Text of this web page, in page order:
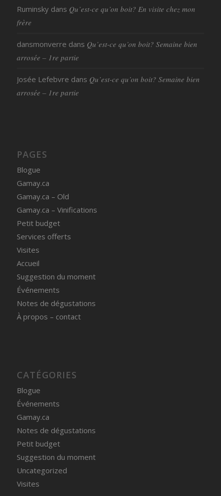
Ruminskydans Qu’est-ce qu’on boit? En visite chez mon
frère
dansmonverre dans Qu’est-ce qu’on boit? Semaine bien
arrosée – 1re partie
Josée Lefebvre dans Qu’est-ce qu’on boit? Semaine bien
arrosée – 1re partie
PAGES
Blogue
Gamay.ca
Gamay.ca – Old
Gamay.ca – Vinifications
Petit budget
Services offerts
Visites
Accueil
Suggestion du moment
Événements
Notes de dégustations
À propos – contact
CATÉGORIES
Blogue
Événements
Gamay.ca
Notes de dégustations
Petit budget
Suggestion du moment
Uncategorized
Visites